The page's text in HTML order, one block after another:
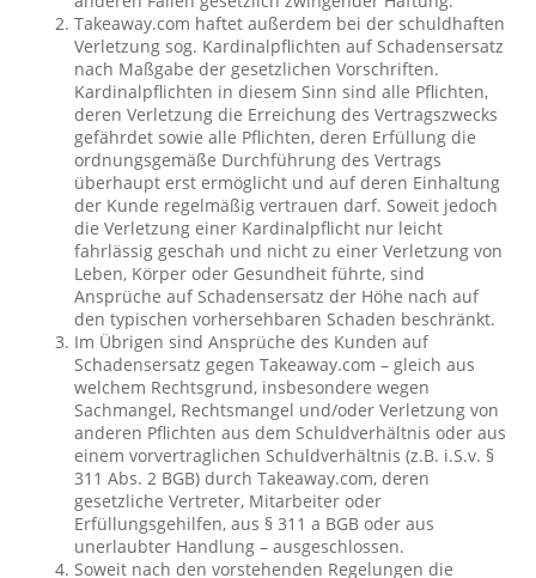
Takeaway.com haftet außerdem bei der schuldhaften
Verletzung sog. Kardinalpflichten auf Schadensersatz
nach Maßgabe der gesetzlichen Vorschriften.
Kardinalpflichten in diesem Sinn sind alle Pflichten,
deren Verletzung die Erreichung des Vertragszwecks
gefährdet sowie alle Pflichten, deren Erfüllung die
ordnungsgemäße Durchführung des Vertrags
überhaupt erst ermöglicht und auf deren Einhaltung
der Kunde regelmäßig vertrauen darf. Soweit jedoch
die Verletzung einer Kardinalpflicht nur leicht
fahrlässig geschah und nicht zu einer Verletzung von
Leben, Körper oder Gesundheit führte, sind
Ansprüche auf Schadensersatz der Höhe nach auf
den typischen vorhersehbaren Schaden beschränkt.
Im Übrigen sind Ansprüche des Kunden auf
Schadensersatz gegen Takeaway.com – gleich aus
welchem Rechtsgrund, insbesondere wegen
Sachmangel, Rechtsmangel und/oder Verletzung von
anderen Pflichten aus dem Schuldverhältnis oder aus
einem vorvertraglichen Schuldverhältnis (z.B. i.S.v. §
311 Abs. 2 BGB) durch Takeaway.com, deren
gesetzliche Vertreter, Mitarbeiter oder
Erfüllungsgehilfen, aus § 311 a BGB oder aus
unerlaubter Handlung – ausgeschlossen.
Soweit nach den vorstehenden Regelungen die